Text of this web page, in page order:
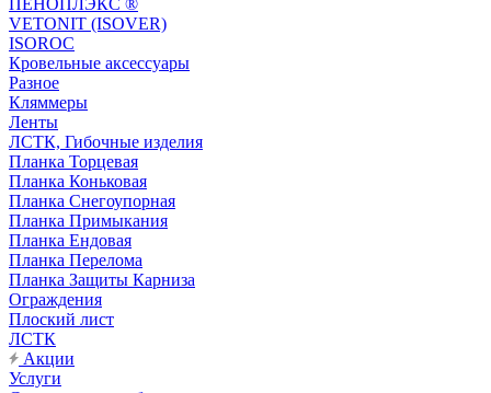
ПЕНОПЛЭКС ®
VETONIT (ISOVER)
ISOROC
Кровельные аксессуары
Разное
Кляммеры
Ленты
ЛСТК, Гибочные изделия
Планка Торцевая
Планка Коньковая
Планка Снегоупорная
Планка Примыкания
Планка Ендовая
Планка Перелома
Планка Защиты Карниза
Ограждения
Плоский лист
ЛСТК
Акции
Услуги